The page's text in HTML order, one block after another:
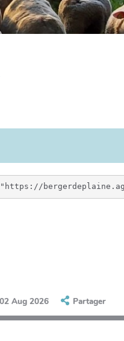
Aug 2026 Partager